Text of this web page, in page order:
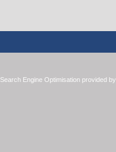
Search Engine Optimisation provided by